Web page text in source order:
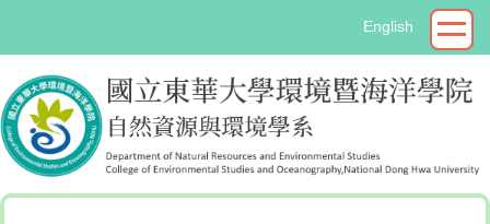
要
內
容
區
English